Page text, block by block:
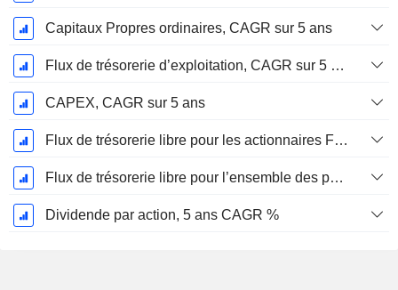
Capitaux Propres ordinaires, CAGR sur 5 ans
Flux de trésorerie d’exploitation, CAGR sur 5 ans
CAPEX, CAGR sur 5 ans
Flux de trésorerie libre pour les actionnaires FCFE, CAGR sur 5 ans
Flux de trésorerie libre pour l’ensemble des pourvoyeurs de fonds (créanciers et actionnaires) FCFF, CAGR sur 5 ans
Dividende par action, 5 ans CAGR %